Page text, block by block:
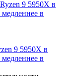
9 5950X в
в